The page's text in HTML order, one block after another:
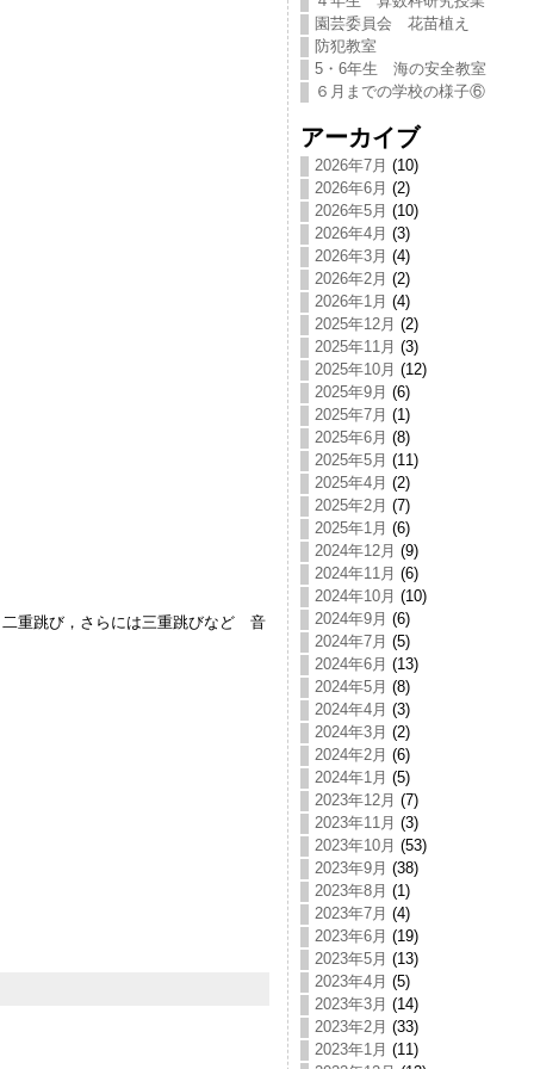
重跳び，さらには三重跳びなど 音
園芸委員会 花苗植え
防犯教室
5・6年生 海の安全教室
６月までの学校の様子⑥
アーカイブ
2026年7月 (10)
2026年6月 (2)
2026年5月 (10)
2026年4月 (3)
2026年3月 (4)
2026年2月 (2)
2026年1月 (4)
2025年12月 (2)
2025年11月 (3)
2025年10月 (12)
2025年9月 (6)
2025年7月 (1)
2025年6月 (8)
2025年5月 (11)
2025年4月 (2)
2025年2月 (7)
2025年1月 (6)
2024年12月 (9)
2024年11月 (6)
2024年10月 (10)
2024年9月 (6)
2024年7月 (5)
2024年6月 (13)
2024年5月 (8)
2024年4月 (3)
2024年3月 (2)
2024年2月 (6)
2024年1月 (5)
2023年12月 (7)
2023年11月 (3)
2023年10月 (53)
2023年9月 (38)
2023年8月 (1)
2023年7月 (4)
2023年6月 (19)
2023年5月 (13)
2023年4月 (5)
2023年3月 (14)
2023年2月 (33)
2023年1月 (11)